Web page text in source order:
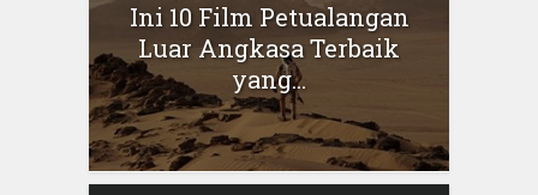
Ini 10 Film Petualangan
Luar Angkasa Terbaik
yang...